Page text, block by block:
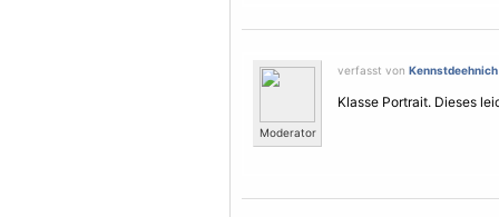
Moderator
verfasst von Kennstdeehnich
Klasse Portrait. Dieses